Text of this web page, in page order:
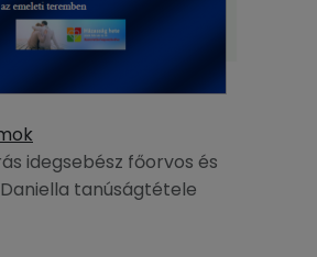
idegsebész főorvos és
tanúságtétele